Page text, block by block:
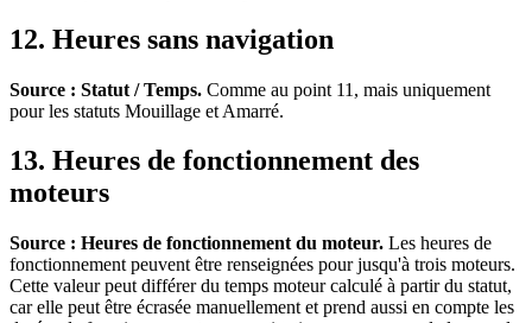
12. Heures sans navigation
Source : Statut / Temps. Comme au point 11, mais uniquement
pour les statuts Mouillage et Amarré.
13. Heures de fonctionnement des
moteurs
Source : Heures de fonctionnement du moteur. Les heures de
fonctionnement peuvent être renseignées pour jusqu'à trois moteurs.
Cette valeur peut différer du temps moteur calculé à partir du statut,
car elle peut être écrasée manuellement et prend aussi en compte les